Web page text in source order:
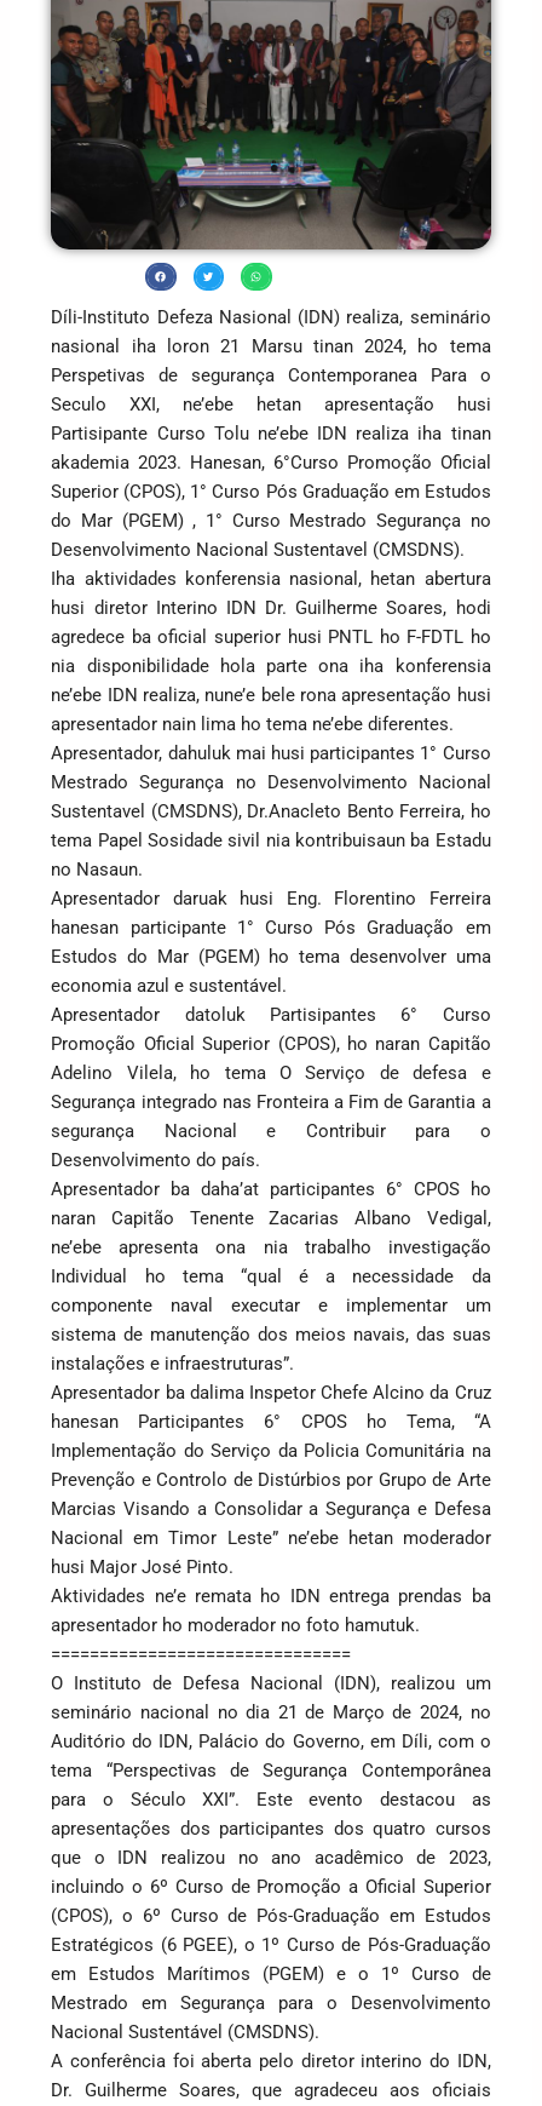
Díli-Instituto Defeza Nasional (IDN) realiza, seminário
nasional iha loron 21 Marsu tinan 2024, ho tema
Perspetivas de segurança Contemporanea Para o
Seculo XXI, ne’ebe hetan apresentação husi
Partisipante Curso Tolu ne’ebe IDN realiza iha tinan
akademia 2023. Hanesan, 6°Curso Promoção Oficial
Superior (CPOS), 1° Curso Pós Graduação em Estudos
do Mar (PGEM) , 1° Curso Mestrado Segurança no
Desenvolvimento Nacional Sustentavel (CMSDNS).
Iha aktividades konferensia nasional, hetan abertura
husi diretor Interino IDN Dr. Guilherme Soares, hodi
agredece ba oficial superior husi PNTL ho F-FDTL ho
nia disponibilidade hola parte ona iha konferensia
ne’ebe IDN realiza, nune’e bele rona apresentação husi
apresentador nain lima ho tema ne’ebe diferentes.
Apresentador, dahuluk mai husi participantes 1° Curso
Mestrado Segurança no Desenvolvimento Nacional
Sustentavel (CMSDNS), Dr.Anacleto Bento Ferreira, ho
tema Papel Sosidade sivil nia kontribuisaun ba Estadu
no Nasaun.
Apresentador daruak husi Eng. Florentino Ferreira
hanesan participante 1° Curso Pós Graduação em
Estudos do Mar (PGEM) ho tema desenvolver uma
economia azul e sustentável.
Apresentador datoluk Partisipantes 6° Curso
Promoção Oficial Superior (CPOS), ho naran Capitão
Adelino Vilela, ho tema O Serviço de defesa e
Segurança integrado nas Fronteira a Fim de Garantia a
segurança Nacional e Contribuir para o
Desenvolvimento do país.
Apresentador ba daha’at participantes 6° CPOS ho
naran Capitão Tenente Zacarias Albano Vedigal,
ne’ebe apresenta ona nia trabalho investigação
Individual ho tema “qual é a necessidade da
componente naval executar e implementar um
sistema de manutenção dos meios navais, das suas
instalações e infraestruturas”.
Apresentador ba dalima Inspetor Chefe Alcino da Cruz
hanesan Participantes 6° CPOS ho Tema, “A
Implementação do Serviço da Policia Comunitária na
Prevenção e Controlo de Distúrbios por Grupo de Arte
Marcias Visando a Consolidar a Segurança e Defesa
Nacional em Timor Leste” ne’ebe hetan moderador
husi Major José Pinto.
Aktividades ne’e remata ho IDN entrega prendas ba
apresentador ho moderador no foto hamutuk.
===============================
O Instituto de Defesa Nacional (IDN), realizou um
seminário nacional no dia 21 de Março de 2024, no
Auditório do IDN, Palácio do Governo, em Díli, com o
tema “Perspectivas de Segurança Contemporânea
para o Século XXI”. Este evento destacou as
apresentações dos participantes dos quatro cursos
que o IDN realizou no ano acadêmico de 2023,
incluindo o 6º Curso de Promoção a Oficial Superior
(CPOS), o 6º Curso de Pós-Graduação em Estudos
Estratégicos (6 PGEE), o 1º Curso de Pós-Graduação
em Estudos Marítimos (PGEM) e o 1º Curso de
Mestrado em Segurança para o Desenvolvimento
Nacional Sustentável (CMSDNS).
A conferência foi aberta pelo diretor interino do IDN,
Dr. Guilherme Soares, que agradeceu aos oficiais